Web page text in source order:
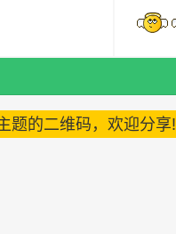
题的二维码，欢迎分享!